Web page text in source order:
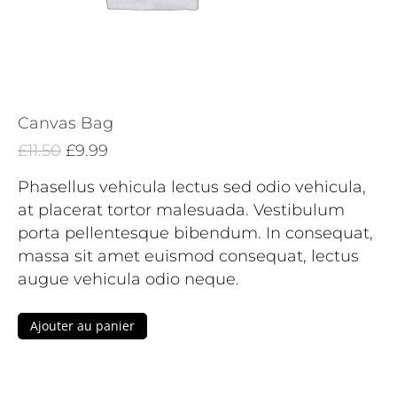
Canvas Bag
£11.50 Le
initial
était :
£11.50.
£9.99
actuel
est :
£9.99.
Phasellus vehicula lectus sed odio vehicula,
at placerat tortor malesuada. Vestibulum
porta pellentesque bibendum. In consequat,
massa sit amet euismod consequat, lectus
augue vehicula odio neque.
Ajouter au panier